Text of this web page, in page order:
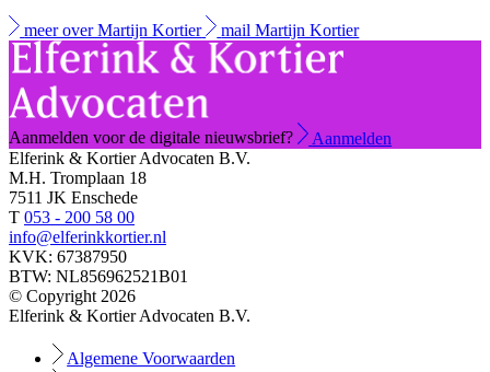
meer over Martijn Kortier mail Martijn Kortier
Aanmelden voor de digitale nieuwsbrief?
Aanmelden
Elferink & Kortier Advocaten B.V.
M.H. Tromplaan 18
7511 JK Enschede
T 053 - 200 58 00
info@elferinkkortier.nl
KVK: 67387950
BTW: NL856962521B01
© Copyright 2026
Elferink & Kortier Advocaten B.V.
Algemene Voorwaarden